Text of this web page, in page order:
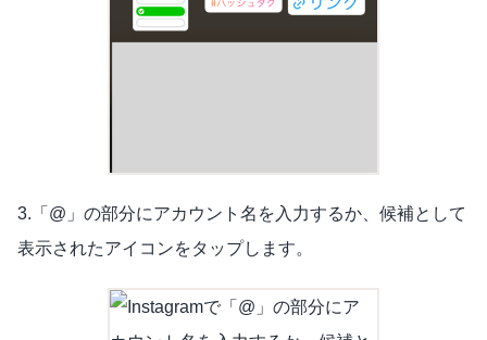
3.「@」の部分にアカウント名を入力するか、候補として
表示されたアイコンをタップします。